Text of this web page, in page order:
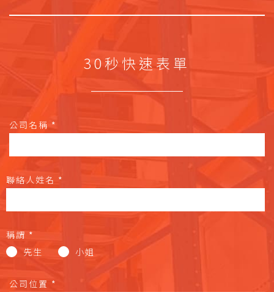
30秒快速表單
公司名稱 *
聯絡人姓名 *
稱謂 *
先生
小姐
公司位置 *